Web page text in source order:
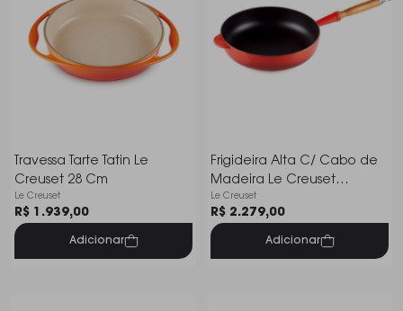
Travessa Tarte Tatin Le
Creuset 28 Cm
Le Creuset
R$ 1.939,00
Adicionar
Frigideira Alta C/ Cabo de
Madeira Le Creuset
Signature 28 Cm
Le Creuset
R$ 2.279,00
Adicionar